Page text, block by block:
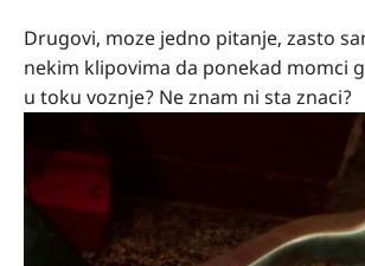
Drugovi, moze jedno pitanje, zasto
nekim klipovima da ponekad momci
u toku voznje? Ne znam ni sta znaci?